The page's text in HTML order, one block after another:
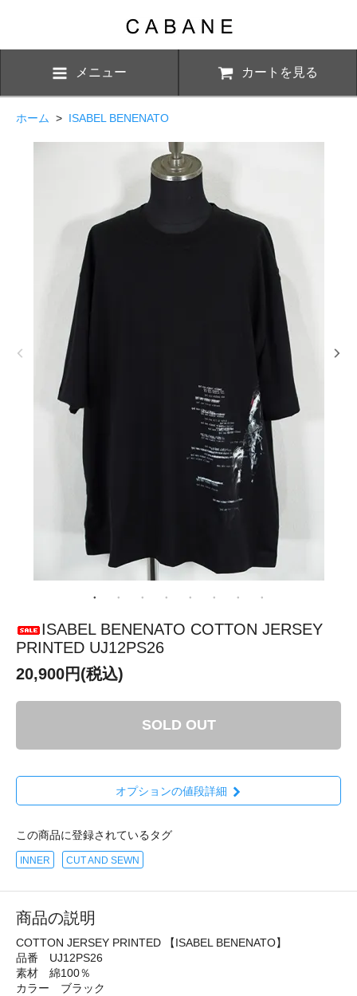
メニュー カートを見る
ホーム > ISABEL BENENATO
ISABEL BENENATO COTTON JERSEY
PRINTED UJ12PS26
20,900円(税込)
SOLD OUT
オプションの値段詳細
この商品に登録されているタグ
INNER CUT AND SEWN
商品の説明
COTTON JERSEY PRINTED 【ISABEL BENENATO】
品番 UJ12PS26
素材 綿100％
カラー ブラック